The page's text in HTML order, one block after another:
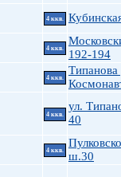
4 ккв.
4 ккв.
192-194
4 ккв.
Типанова
4 ккв.
ул.
40
4 ккв.
ш.30